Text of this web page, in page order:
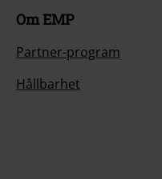
Om EMP
Partner-program
Hållbarhet